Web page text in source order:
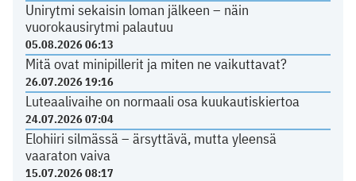
Unirytmi sekaisin loman jälkeen – näin
vuorokausirytmi palautuu
05.08.2026 06:13
Mitä ovat minipillerit ja miten ne vaikuttavat?
26.07.2026 19:16
Luteaalivaihe on normaali osa kuukautiskiertoa
24.07.2026 07:04
Elohiiri silmässä – ärsyttävä, mutta yleensä
vaaraton vaiva
15.07.2026 08:17